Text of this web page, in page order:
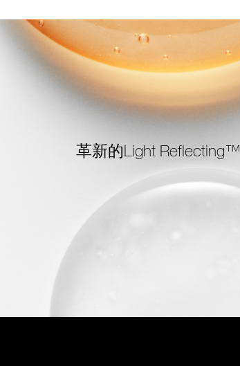
革新的Light Reflecting™